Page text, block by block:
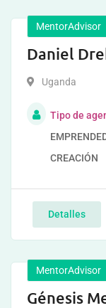
MentorAdvisor
Daniel
Uganda
Tipo de
CREACIÓN
Detalles
MentorAdvisor
Génesis